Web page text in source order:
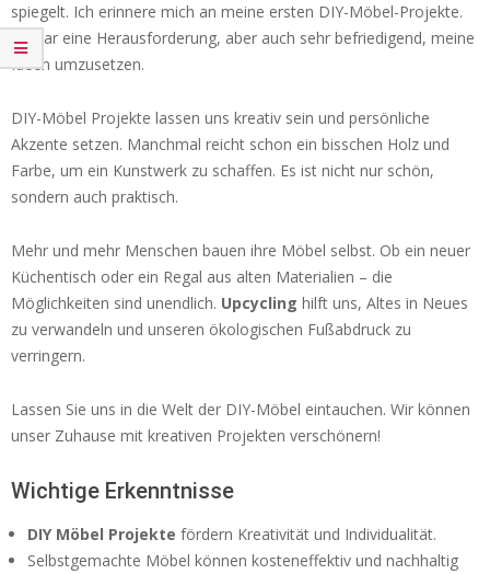
spiegelt. Ich erinnere mich an meine ersten DIY-Möbel-Projekte.
Es war eine Herausforderung, aber auch sehr befriedigend, meine
Ideen umzusetzen.
DIY-Möbel Projekte lassen uns kreativ sein und persönliche
Akzente setzen. Manchmal reicht schon ein bisschen Holz und
Farbe, um ein Kunstwerk zu schaffen. Es ist nicht nur schön,
sondern auch praktisch.
Mehr und mehr Menschen bauen ihre Möbel selbst. Ob ein neuer
Küchentisch oder ein Regal aus alten Materialien – die
Möglichkeiten sind unendlich. Upcycling hilft uns, Altes in Neues
zu verwandeln und unseren ökologischen Fußabdruck zu
verringern.
Lassen Sie uns in die Welt der DIY-Möbel eintauchen. Wir können
unser Zuhause mit kreativen Projekten verschönern!
Wichtige Erkenntnisse
DIY Möbel Projekte fördern Kreativität und Individualität.
Selbstgemachte Möbel können kosteneffektiv und nachhaltig